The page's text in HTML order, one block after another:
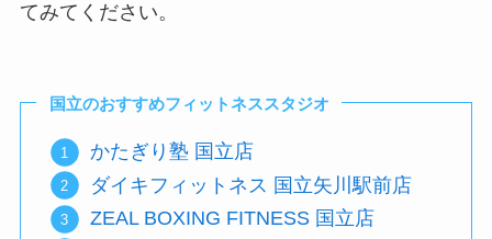
てみてください。
国立のおすすめフィットネススタジオ
かたぎり塾 国立店
ダイキフィットネス 国立矢川駅前店
ZEAL BOXING FITNESS 国立店